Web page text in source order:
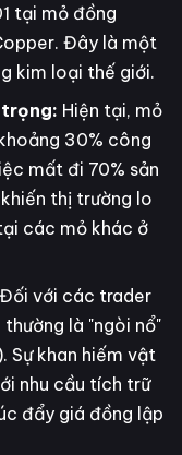
tại mỏ đồng
Đây là một
kim loại thế giới.
trọng: Hiện tại, mỏ
30% công
mất đi 70% sản
thị trường lo
các mỏ khác ở
Đối với các trader
là "ngòi nổ"
Sự khan hiếm vật
nhu cầu tích trữ
đẩy giá đồng lập